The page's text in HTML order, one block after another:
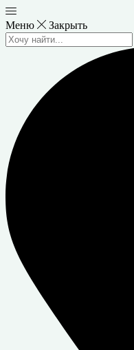
Меню
Закрыть
Search
input